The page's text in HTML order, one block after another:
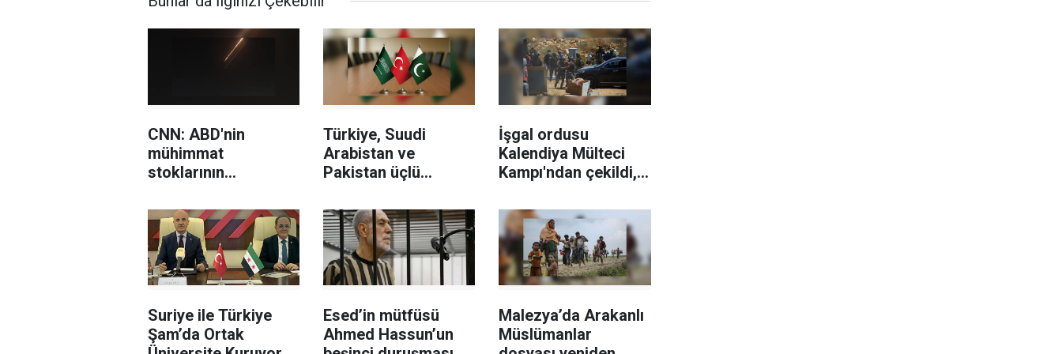
CNN: ABD'nin
mühimmat
stoklarının
sızıntılar İran'ı
cesaretlendirebilir
Türkiye, Suudi
Arabistan ve
Pakistan üçlü
imzalayacak
İşgal ordusu
Kalendiya Mülteci
Kampı'ndan çekildi,
51 Filistinli yaralandı
Suriye ile Türkiye
Şam’da Ortak
Esed’in mütfüsü
Ahmed Hassun’un
Malezya’da Arakanlı
Müslümanlar